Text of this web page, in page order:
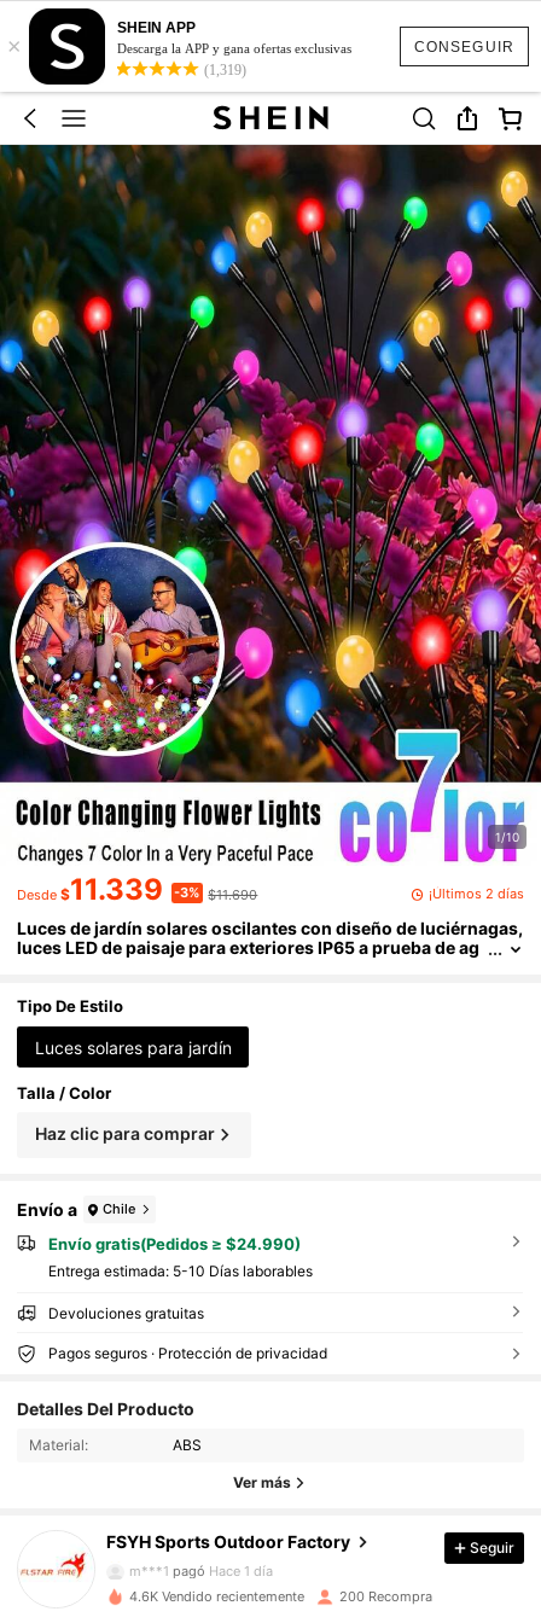
CONSEGUIR
×
SHEIN APP
Descarga la APP y gana ofertas exclusivas
(1,319)
1/10
Desde $11.339 -3% $11.690 ¡Últimos 2 días
Luces de jardín solares oscilantes con diseño de luciérnagas,
luces LED de paisaje para exteriores IP65 a prueba de ag
adas para el patio, el jardín, el camino, la decoración navideñ
a
Tipo De Estilo
Luces solares para jardín
Talla / Color
Haz clic para comprar
Envío a Chile
Envío gratis(Pedidos ≥ $24.990)
Entrega estimada: 5-10 Días laborables
Devoluciones gratuitas
Pagos seguros · Protección de privacidad
Detalles Del Producto
Material: ABS
Ver más
FSYH Sports Outdoor Factory
138 Seguidores
138 Seguidores
4,79
138 Seguidores
m***1 pagó Hace 1 día
4,79 138 Seguidores
Seguir
4.6K Vendido recientemente 200 Recompra